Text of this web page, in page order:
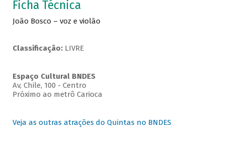
Ficha Técnica
João Bosco – voz e violão
Classificação: LIVRE
Espaço Cultural BNDES
Av, Chile, 100 - Centro
Próximo ao metrô Carioca
Veja as outras atrações do Quintas no BNDES